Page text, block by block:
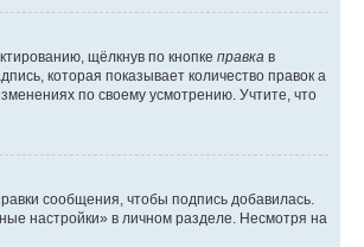
щёлкнув по кнопке правка в
которая показывает количество правок а
по своему усмотрению. Учтите, что
сообщения, чтобы подпись добавилась.
настройки» в личном разделе. Несмотря на